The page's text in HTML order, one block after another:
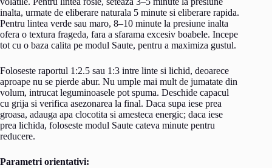
inalta, urmate de eliberare naturala 5 minute si eliberare rapida.
Pentru lintea verde sau maro, 8–10 minute la presiune inalta
ofera o textura frageda, fara a sfarama excesiv boabele. Incepe
tot cu o baza calita pe modul Saute, pentru a maximiza gustul.
Foloseste raportul 1:2.5 sau 1:3 intre linte si lichid, deoarece
aproape nu se pierde abur. Nu umple mai mult de jumatate din
volum, intrucat leguminoasele pot spuma. Deschide capacul
cu grija si verifica asezonarea la final. Daca supa iese prea
groasa, adauga apa clocotita si amesteca energic; daca iese
prea lichida, foloseste modul Saute cateva minute pentru
reducere.
Parametri orientativi: